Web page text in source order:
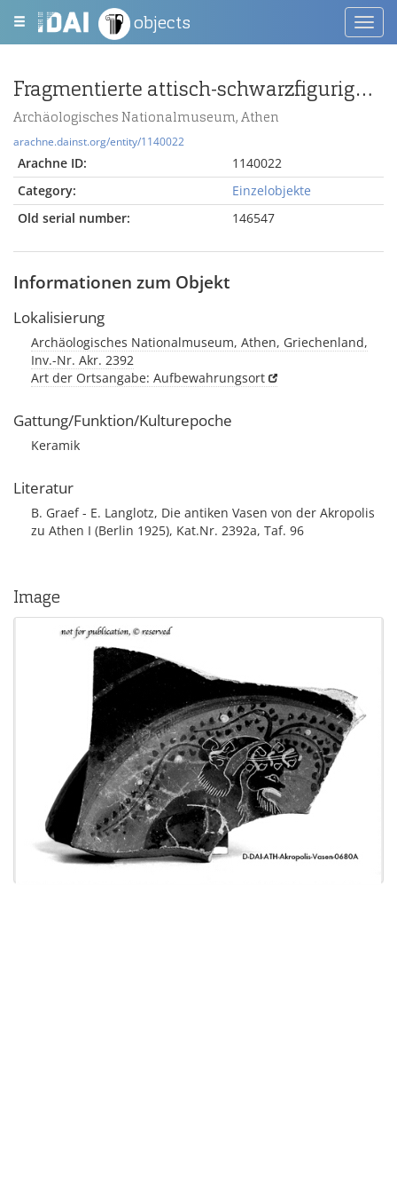
objects
Fragmentierte attisch-schwarzfigurige Schüssel
Archäologisches Nationalmuseum, Athen
arachne.dainst.org/entity/1140022
Arachne ID:
1140022
Category:
Einzelobjekte
Old serial number:
146547
Informationen zum Objekt
Lokalisierung
Archäologisches Nationalmuseum, Athen, Griechenland,
Inv.-Nr. Akr. 2392
Art der Ortsangabe: Aufbewahrungsort
Gattung/Funktion/Kulturepoche
Keramik
Literatur
B. Graef - E. Langlotz, Die antiken Vasen von der Akropolis
zu Athen I (Berlin 1925), Kat.Nr. 2392a, Taf. 96
Image